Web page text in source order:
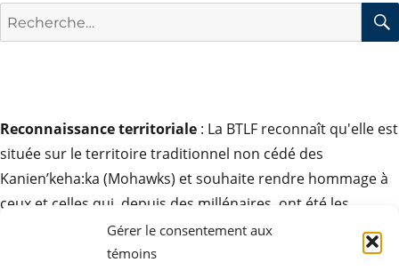
Gérer le consentement aux
témoins
Rechercher :
Reconnaissance territoriale : La BTLF reconnaît qu'elle est
située sur le territoire traditionnel non cédé des
Kanien’keha:ka (Mohawks) et souhaite rendre hommage à
ceux et celles qui, depuis des millénaires, ont été les
gardiens de ces terres. Elle exprime son respect pour la
contribution des peuples autochtones à la culture des